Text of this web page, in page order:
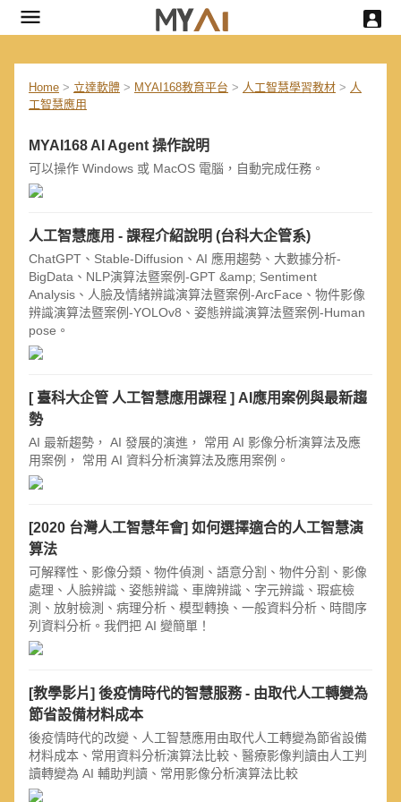
Home > 立達軟體 > MYAI168教育平台 > 人工智慧學習教材 > 人
工智慧應用
MYAI168 AI Agent 操作說明
可以操作 Windows 或 MacOS 電腦，自動完成任務。
人工智慧應用 - 課程介紹說明 (台科大企管系)
ChatGPT、Stable-Diffusion、AI 應用趨勢、大數據分析-
BigData、NLP演算法暨案例-GPT &amp; Sentiment
Analysis、人臉及情緒辨識演算法暨案例-ArcFace、物件影像
辨識演算法暨案例-YOLOv8、姿態辨識演算法暨案例-Human
pose。
[ 臺科大企管 人工智慧應用課程 ] AI應用案例與最新趨
勢
AI 最新趨勢， AI 發展的演進， 常用 AI 影像分析演算法及應
用案例， 常用 AI 資料分析演算法及應用案例。
[2020 台灣人工智慧年會] 如何選擇適合的人工智慧演
算法
可解釋性、影像分類、物件偵測、語意分割、物件分割、影像
處理、人臉辨識、姿態辨識、車牌辨識、字元辨識、瑕疵檢
測、放射檢測、病理分析、模型轉換、一般資料分析、時間序
列資料分析。我們把 AI 變簡單！
[教學影片] 後疫情時代的智慧服務 - 由取代人工轉變為
節省設備材料成本
後疫情時代的改變、人工智慧應用由取代人工轉變為節省設備
材料成本、常用資料分析演算法比較、醫療影像判讀由人工判
讀轉變為 AI 輔助判讀、常用影像分析演算法比較